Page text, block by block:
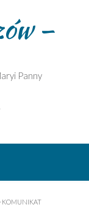
–
Panny
KOMUNIKAT